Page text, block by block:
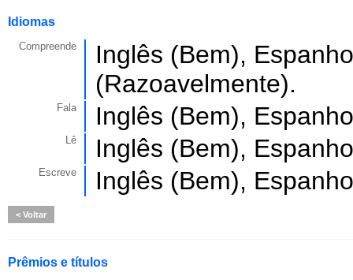
Idiomas
Compreende
Inglês (Bem),
(Razoavelmente).
Fala Inglês (Bem),
Lê Inglês (Bem),
Escreve Inglês (Bem),
Voltar
Prêmios e títulos